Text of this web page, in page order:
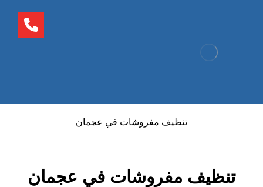
تنظيف مفروشات في عجمان
تنظيف مفروشات في عجمان